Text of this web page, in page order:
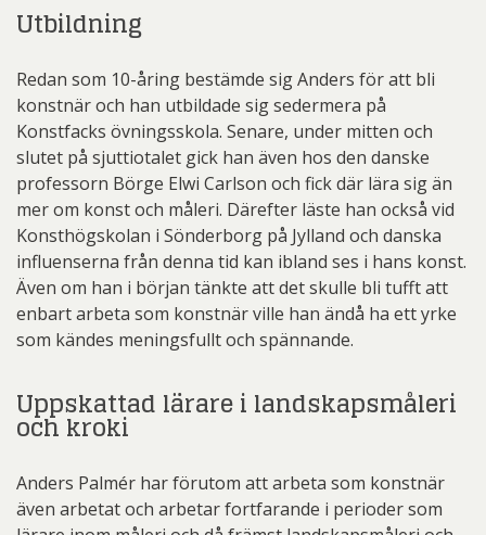
Utbildning
Redan som 10-åring bestämde sig Anders för att bli
konstnär och han utbildade sig sedermera på
Konstfacks övningsskola. Senare, under mitten och
slutet på sjuttiotalet gick han även hos den danske
professorn Börge Elwi Carlson och fick där lära sig än
mer om konst och måleri. Därefter läste han också vid
Konsthögskolan i Sönderborg på Jylland och danska
influenserna från denna tid kan ibland ses i hans konst.
Även om han i början tänkte att det skulle bli tufft att
enbart arbeta som konstnär ville han ändå ha ett yrke
som kändes meningsfullt och spännande.
Uppskattad lärare i landskapsmåleri
och kroki
Anders Palmér har förutom att arbeta som konstnär
även arbetat och arbetar fortfarande i perioder som